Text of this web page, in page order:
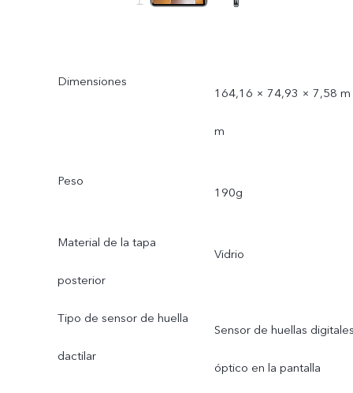
Dimensiones
164,16 × 74,93 × 7,58 m
m
Peso
190g
Material de la tapa
posterior
Vidrio
Tipo de sensor de huella
dactilar
Sensor de huellas
óptico en la pantalla